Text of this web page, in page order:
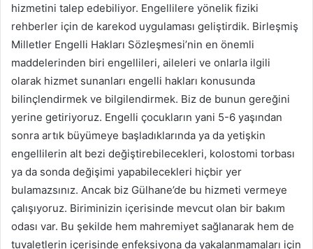
hizmetini talep edebiliyor. Engellilere yönelik fiziki
rehberler için de karekod uygulaması geliştirdik. Birleşmiş
Milletler Engelli Hakları Sözleşmesi’nin en önemli
maddelerinden biri engellileri, aileleri ve onlarla ilgili
olarak hizmet sunanları engelli hakları konusunda
bilinçlendirmek ve bilgilendirmek. Biz de bunun gereğini
yerine getiriyoruz. Engelli çocukların yani 5-6 yaşından
sonra artık büyümeye başladıklarında ya da yetişkin
engellilerin alt bezi değiştirebilecekleri, kolostomi torbası
ya da sonda değişimi yapabilecekleri hiçbir yer
bulamazsınız. Ancak biz Gülhane’de bu hizmeti vermeye
çalışıyoruz. Biriminizin içerisinde mevcut olan bir bakım
odası var. Bu şekilde hem mahremiyet sağlanarak hem de
tuvaletlerin içerisinde enfeksiyona da yakalanmamaları için